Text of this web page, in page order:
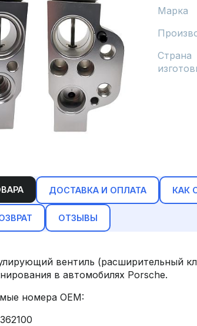
Марка
Страна
ДОСТАВКА И ОПЛАТА КАК
ОТЗЫВЫ
вентиль (расширительный
в автомобилях Porsche.
номера OEM: